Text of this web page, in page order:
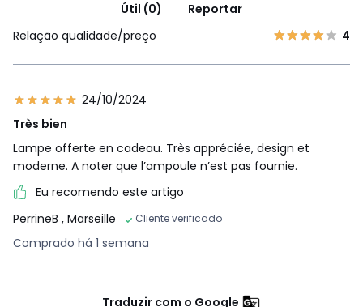
Útil (0)
Reportar
Relação qualidade/preço
4
24/10/2024
Très bien
Lampe offerte en cadeau. Très appréciée, design et
moderne. A noter que l’ampoule n’est pas fournie.
Eu recomendo este artigo
PerrineB , Marseille Cliente verificado
Comprado há 1 semana
Traduzir com o Google